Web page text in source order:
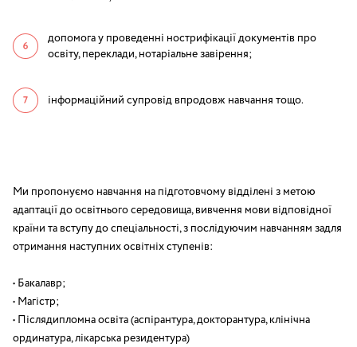
допомога у проведенні нострифікації документів про
освіту, переклади, нотаріальне завірення;
інформаційний супровід впродовж навчання тощо.
Ми пропонуємо навчання на підготовчому відділені з метою
адаптації до освітнього середовища, вивчення мови відповідної
країни та вступу до спеціальності, з послідуючим навчанням задля
отримання наступних освітніх ступенів:
• Бакалавр;
• Магістр;
• Післядипломна освіта (аспірантура, докторантура, клінічна
ординатура, лікарська резидентура)